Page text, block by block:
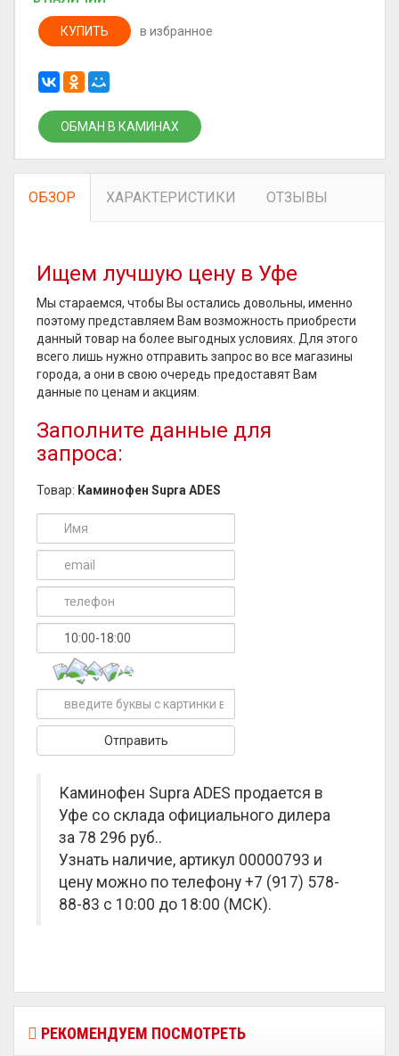
КУПИТЬ в избранное
ОБМАН В КАМИНАХ
ОБЗОР ХАРАКТЕРИСТИКИ ОТЗЫВЫ
Ищем лучшую цену в Уфе
Мы стараемся, чтобы Вы остались довольны, именно
поэтому представляем Вам возможность приобрести
данный товар на более выгодных условиях. Для этого
всего лишь нужно отправить запрос во все магазины
города, а они в свою очередь предоставят Вам
данные по ценам и акциям.
Заполните данные для
запроса:
Товар: Каминофен Supra ADES
Каминофен Supra ADES продается в
Уфе со склада официального дилера
за 78 296 руб..
Узнать наличие, артикул 00000793 и
цену можно по телефону +7 (917) 578-
88-83 с 10:00 до 18:00 (МСК).
РЕКОМЕНДУЕМ ПОСМОТРЕТЬ